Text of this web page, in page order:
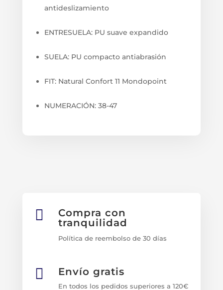
antideslizamiento
ENTRESUELA: PU suave expandido
SUELA: PU compacto antiabrasión
FIT: Natural Confort 11 Mondopoint
NUMERACIÓN: 38-47

Compra con
tranquilidad
Política de reembolso de 30 días
 Envío gratis
En todos los pedidos superiores a 120€